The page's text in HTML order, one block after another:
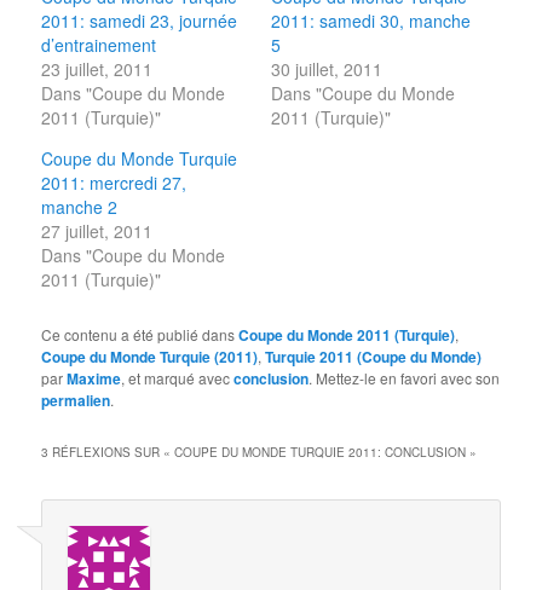
2011: samedi 23, journée
d’entrainement
23 juillet, 2011
Dans "Coupe du Monde
2011 (Turquie)"
2011: samedi 30, manche
5
30 juillet, 2011
Dans "Coupe du Monde
2011 (Turquie)"
Coupe du Monde Turquie
2011: mercredi 27,
manche 2
27 juillet, 2011
Dans "Coupe du Monde
2011 (Turquie)"
Ce contenu a été publié dansCoupe du Monde 2011 (Turquie),
Coupe du Monde Turquie (2011),Turquie 2011 (Coupe du Monde)
parMaxime, et marqué avecconclusion. Mettez-le en favori avec son
permalien.
3 RÉFLEXIONS SUR «COUPE DU MONDE TURQUIE 2011: CONCLUSION »